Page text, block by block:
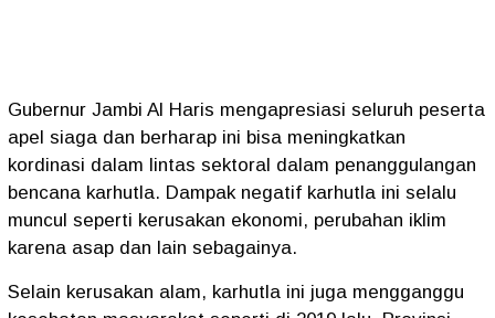
Gubernur Jambi Al Haris mengapresiasi seluruh peserta
apel siaga dan berharap ini bisa meningkatkan
kordinasi dalam lintas sektoral dalam penanggulangan
bencana karhutla. Dampak negatif karhutla ini selalu
muncul seperti kerusakan ekonomi, perubahan iklim
karena asap dan lain sebagainya.
Selain kerusakan alam, karhutla ini juga mengganggu